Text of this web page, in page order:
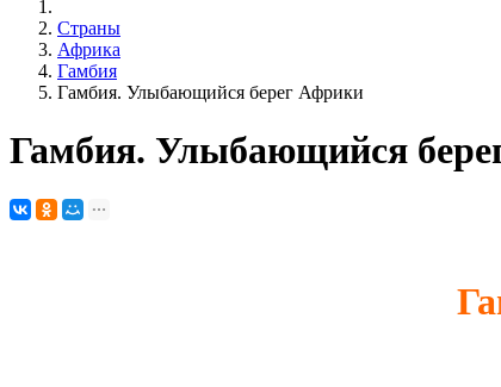
Страны
Африка
Гамбия
Гамбия. Улыбающийся берег Африки
Гамбия. Улыбающийся